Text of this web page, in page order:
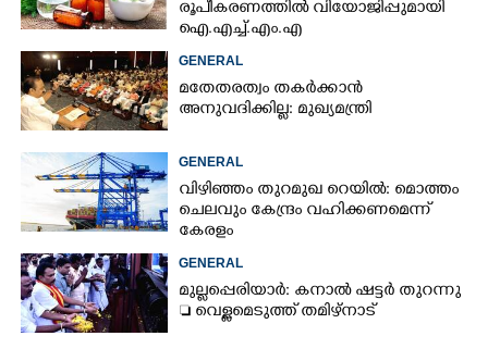
രൂപീകരണത്തിൽ വിയോജിപ്പുമായി
ഐ.എച്ച്.എം.എ
GENERAL
മതേതരത്വം തകർക്കാൻ
അനുവദിക്കില്ല: മുഖ്യമന്ത്രി
GENERAL
വിഴിഞ്ഞം തുറമുഖ റെയിൽ: മൊത്തം
ചെലവും കേന്ദ്രം വഹിക്കണമെന്ന്
കേരളം
GENERAL
മുല്ലപ്പെരിയാർ: കനാൽ ഷട്ടർ തുറന്നു
 വെള്ളമെടുത്ത് തമിഴ്നാട്